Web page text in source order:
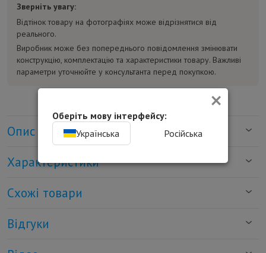
Зверніть увагу:
Відтінок товару на фотографіях може відрізнятися від
реального.
Виробник може без попереднього повідомлення змінювати
конструкцію, комплектацію та характеристики товару. Важливі
параметри уточнюйте у консультанта перед покупкою.
Опис
Характеристики
Схожі товари
Відгуки
×
Оберіть мову інтерфейсу:
Українська
Російська